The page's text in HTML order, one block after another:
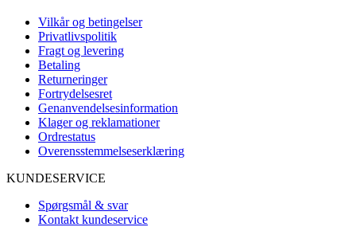
Vilkår og betingelser
Privatlivspolitik
Fragt og levering
Betaling
Returneringer
Fortrydelsesret
Genanvendelsesinformation
Klager og reklamationer
Ordrestatus
Overensstemmelseserklæring
KUNDESERVICE
Spørgsmål & svar
Kontakt kundeservice